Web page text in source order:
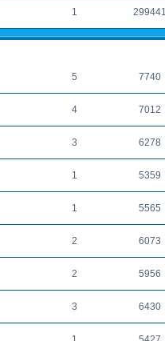
1 299441
5 7740
4 7012
3 6278
1 5359
1 5565
2 6073
2 5956
3 6430